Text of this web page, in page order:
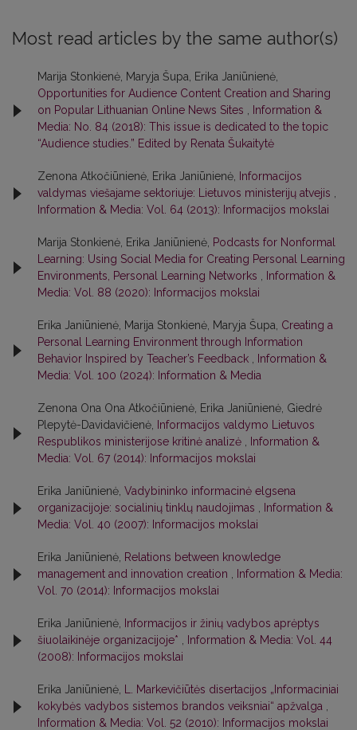
Most read articles by the same author(s)
Marija Stonkienė, Maryja Šupa, Erika Janiūnienė,
Opportunities for Audience Content Creation and Sharing
on Popular Lithuanian Online News Sites
Information &
Media: No. 84 (2018): This issue is dedicated to the topic
“Audience studies.” Edited by Renata Šukaitytė
Zenona Atkočiūnienė, Erika Janiūnienė,
Informacijos
valdymas viešajame sektoriuje: Lietuvos ministerijų atvejis
Information & Media: Vol. 64 (2013): Informacijos mokslai
Marija Stonkienė, Erika Janiūnienė, Podcasts for Nonformal
Learning: Using Social Media for Creating Personal Learning
Environments, Personal Learning Networks
Information &
Media: Vol. 88 (2020): Informacijos mokslai
Erika Janiūnienė, Marija Stonkienė, Maryja Šupa, Creating a
Personal Learning Environment through Information
Behavior Inspired by Teacher’s Feedback
Information &
Media: Vol. 100 (2024): Information & Media
Zenona Ona Ona Atkočiūnienė, Erika Janiūnienė, Giedrė
Plepytė-Davidavičienė,
Informacijos valdymo Lietuvos
Respublikos ministerijose kritinė analizė
Information &
Media: Vol. 67 (2014): Informacijos mokslai
Erika Janiūnienė, Vadybininko informacinė elgsena
organizacijoje: socialinių tinklų naudojimas
Information &
Media: Vol. 40 (2007): Informacijos mokslai
Erika Janiūnienė, Relations between knowledge
management and innovation creation
Information & Media:
Vol. 70 (2014): Informacijos mokslai
Erika Janiūnienė,
Informacijos ir žinių vadybos aprėptys
šiuolaikinėje organizacijoje*
Information & Media: Vol. 44
(2008): Informacijos mokslai
Erika Janiūnienė,
L. Markevičiūtės disertacijos „Informaciniai
kokybės vadybos sistemos brandos veiksniai“ apžvalga
Information & Media: Vol. 52 (2010): Informacijos mokslai